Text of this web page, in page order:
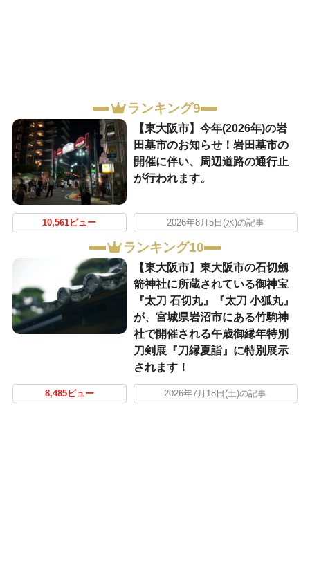
ランキング9
【東大阪市】今年(2026年)の岩
田墓市のお知らせ！岩田墓市の
開催に伴い、周辺道路の通行止
が行われます。
10,561ビュー 2026年8月5日(水)の記事
ランキング10
【東大阪市】東大阪市の石切劔
箭神社に所蔵されている御神宝
『太刀 石切丸』『太刀 小狐丸』
が、宮城県岩沼市にある竹駒神
社で開催される午歳御縁年特別
刀剣展『刀縁夏詣』に特別展示
されます！
8,485ビュー 2026年7月18日(土)の記事